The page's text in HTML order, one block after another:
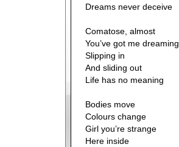
Dreams never deceive
Comatose, almost
You’ve got me dreaming
Slipping in
And sliding out
Life has no meaning
Bodies move
Colours change
Girl you’re strange
Here inside